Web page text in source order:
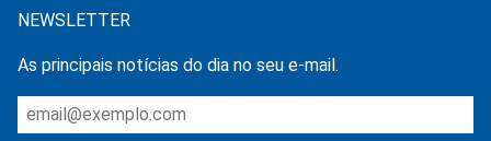
NEWSLETTER
As principais notícias do dia no seu e-mail.